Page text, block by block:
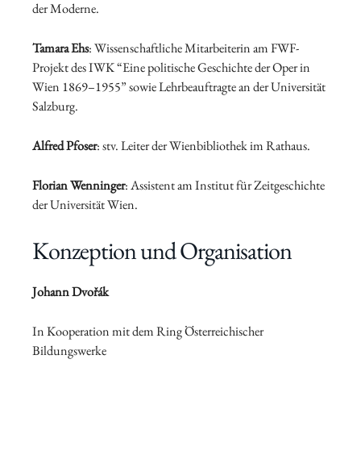
der Moderne.
Tamara Ehs: Wissenschaftliche Mitarbeiterin am FWF-
Projekt des IWK “Eine politische Geschichte der Oper in
Wien 1869–1955” sowie Lehrbeauftragte an der Universität
Salzburg.
Alfred Pfoser: stv. Leiter der Wienbibliothek im Rathaus.
Florian Wenninger: Assistent am Institut für Zeitgeschichte
der Universität Wien.
Konzeption und Organisation
Johann Dvořák
In Kooperation mit dem Ring Österreichischer
Bildungswerke